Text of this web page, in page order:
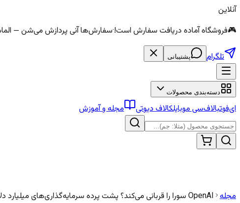
آنلاین
🎮فروشگاه آماده دریافت سفارش است!·سفارش‌ها آنی پردازش می‌شن — الماس و سی‌پی رو
تلگرام پشتیبانی
دسته‌بندی محصولات
ای‌فوتبالاف‌سی موبایلکالاف دیوتی مجله و آموزش
مجله OpenAI سورا را قربانی می‌کند؟ پشت پرده سرمایه‌گذاری‌های میلیارد دلاری در هوش مصنوعی